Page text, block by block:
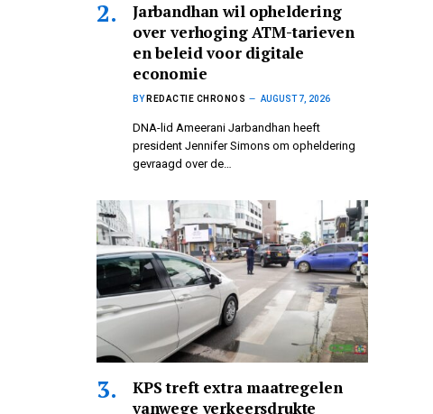
Jarbandhan wil opheldering
over verhoging ATM-tarieven
en beleid voor digitale
economie
BY REDACTIE CHRONOS AUGUST 7, 2026
DNA-lid Ameerani Jarbandhan heeft
president Jennifer Simons om opheldering
gevraagd over de…
KPS treft extra maatregelen
vanwege verkeersdrukte